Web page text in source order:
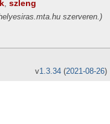
, szleng
szerveren.)
v1.3.34 (2021-08-26)